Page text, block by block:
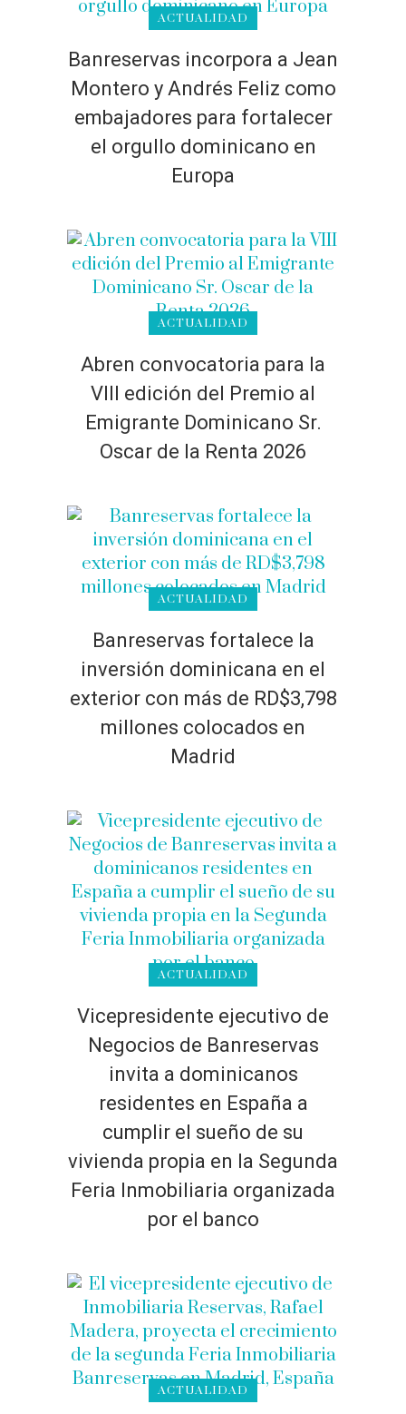
ACTUALIDAD
Banreservas incorpora a Jean
Montero y Andrés Feliz como
embajadores para fortalecer
el orgullo dominicano en
Europa
ACTUALIDAD
Abren convocatoria para la
VIII edición del Premio al
Emigrante Dominicano Sr.
Oscar de la Renta 2026
ACTUALIDAD
Banreservas fortalece la
inversión dominicana en el
exterior con más de RD$3,798
millones colocados en
Madrid
ACTUALIDAD
Vicepresidente ejecutivo de
Negocios de Banreservas
invita a dominicanos
residentes en España a
cumplir el sueño de su
vivienda propia en la Segunda
Feria Inmobiliaria organizada
por el banco
ACTUALIDAD